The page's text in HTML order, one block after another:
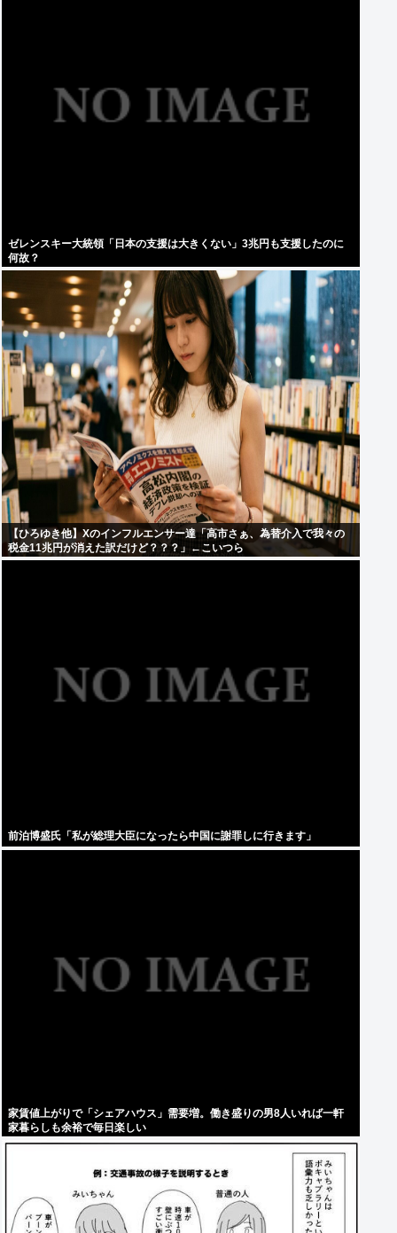
ゼレンスキー大統領「日本の支援は大きくない」3兆円も支援したのに
何故？
【ひろゆき他】Xのインフルエンサー達「高市さぁ、為替介入で我々の
税金11兆円が消えた訳だけど？？？」←こいつら
前泊博盛氏「私が総理大臣になったら中国に謝罪しに行きます」
家賃値上がりで「シェアハウス」需要増。働き盛りの男8人いれば一軒
家暮らしも余裕で毎日楽しい